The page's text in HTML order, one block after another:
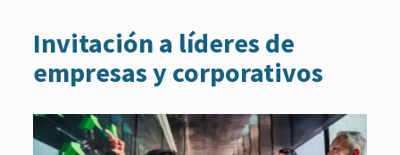
Invitación a líderes de
empresas y corporativos